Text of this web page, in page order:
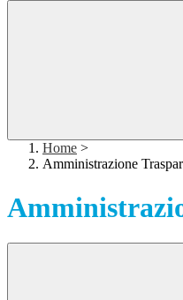
Home >
Amministrazione